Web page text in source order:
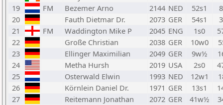
19
FM Bezemer Arno 2144 NED 52s1
20
Fauth Dietmar Dr. 2073 GER 54s1
21
FM Waddington Mike P 2045 ENG 1s0
22
Große Christian 2038 GER 10w0
23
Ellinger Maximilian 2049 GER 9w½
24
Metha Hursh 2019 USA 2s0
25
Osterwald Elwin 1993 NED 12w1
26
Körnlein Daniel Dr. 1971 GER 13s1
27
Reitemann Jonathan 2072 GER 41w½